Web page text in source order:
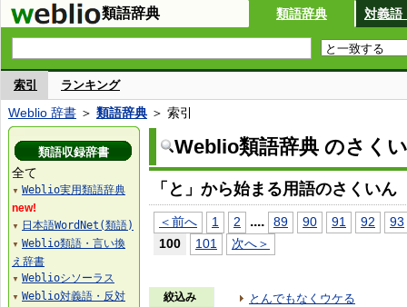
類語辞典 類語辞典 対義語
索引 ランキング
Weblio 辞書 ＞ 類語辞典 ＞ 索引
Weblio類語辞典 のさく
「と」から始まる用語のさくいん
＜前へ 1 2 .... 89 90 91 92
93
100
101 次へ＞
絞込み
とんでもなくウケる
類語収録辞書
全て
▼ Weblio実用類語辞典
new!
▼ 日本語WordNet(類語)
▼ Weblio類語・言い換
え辞書
▼ Weblioシソーラス
▼ Weblio対義語・反対